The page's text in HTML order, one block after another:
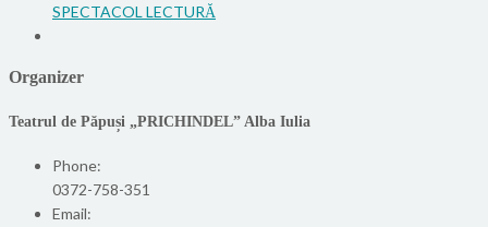
SPECTACOL LECTURĂ
Organizer
Teatrul de Păpuși „PRICHINDEL” Alba Iulia
Phone:
0372-758-351
Email: